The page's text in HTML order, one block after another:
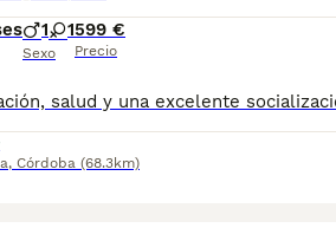
1 1
Sexo
599 €
Precio
, Córdoba (68.3km)